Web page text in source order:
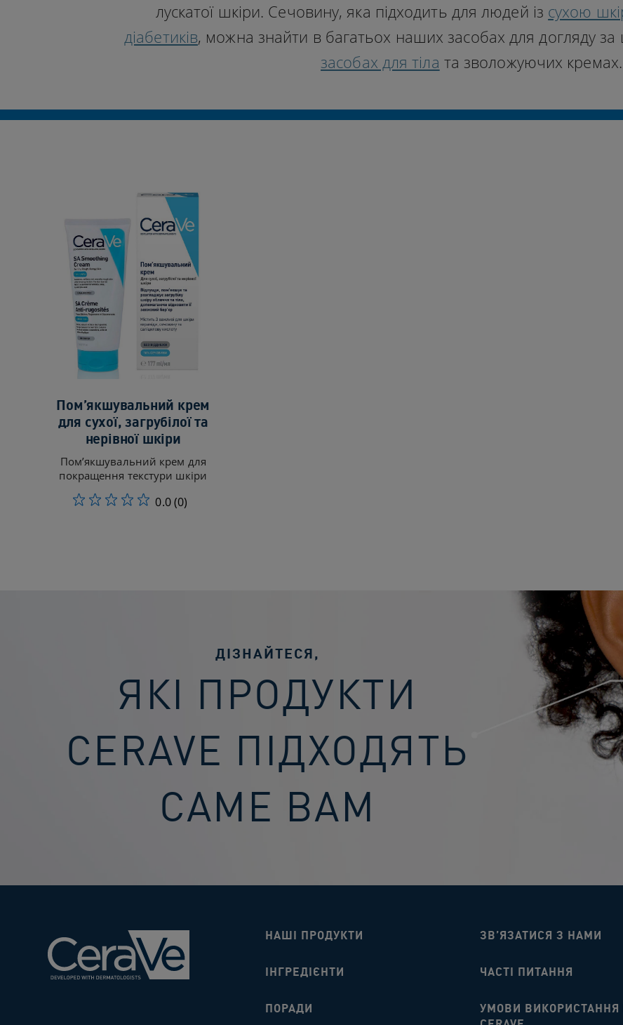
лускатої шкіри. Сечовину, яка підходить для людей із сухою
діабетиків, можна знайти в багатьох наших засобах для догляду
засобах для тіла та зволожуючих кремах.
Пом’якшувальний крем
для сухої, загрубілої та
нерівної шкіри
Пом’якшувальний крем для
покращення текстури шкіри
0.0(0)
ДІЗНАЙТЕСЯ,
ЯКІ ПРОДУКТИ
CERAVE ПІДХОДЯТЬ
САМЕ ВАМ
НАШІ ПРОДУКТИ
ІНГРЕДІЄНТИ​
ПОРАДИ​
ЗВ’ЯЗАТИСЯ З НАМИ​
ЧАСТІ ПИТАННЯ​
УМОВИ ВИКОРИСТАННЯ